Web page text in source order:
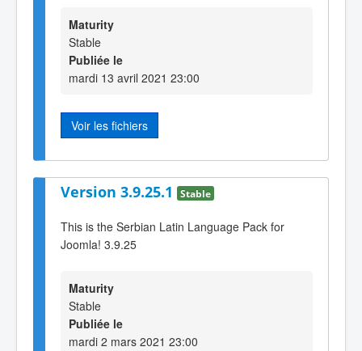
Maturity
Stable
Publiée le
mardi 13 avril 2021 23:00
Voir les fichiers
Version 3.9.25.1 Stable
This is the Serbian Latin Language Pack for
Joomla! 3.9.25
Maturity
Stable
Publiée le
mardi 2 mars 2021 23:00